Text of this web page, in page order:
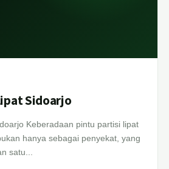
Sidoarjo
Keberadaan pintu partisi lipat
hanya sebagai penyekat, yang
satu...